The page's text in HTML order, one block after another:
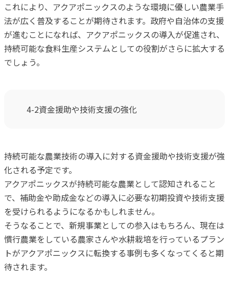
これにより、アクアポニックスのような環境に優しい農業手
法が広く普及することが期待されます。政府や自治体の支援
が進むことになれば、アクアポニックスの導入が促進され、
持続可能な食料生産システムとしての役割がさらに拡大する
でしょう。
4-2資金援助や技術支援の強化
持続可能な農業技術の導入に対する資金援助や技術支援が強
化される予定です。
アクアポニックスが持続可能な農業として認知されること
で、補助金や助成金などの導入に必要な初期投資や技術支援
を受けられるようになるかもしれません。
そうなることで、新規事業としての参入はもちろん、現在は
慣行農業をしている農家さんや水耕栽培を行っているプラン
トがアクアポニックスに転換する事例も多くなってくると期
待されます。